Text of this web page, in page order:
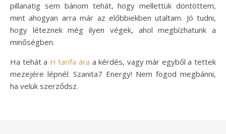
pillanatig sem bánom tehát, hogy mellettük döntöttem,
mint ahogyan arra már az előbbiekben utaltam. Jó tudni,
hogy léteznek még ilyen végek, ahol megbízhatunk a
minőségben.
Ha tehát a H tarifa ára a kérdés, vagy már egyből a tettek
mezejére lépnél: Szanita7 Energy! Nem fogod megbánni,
ha velük szerződsz.